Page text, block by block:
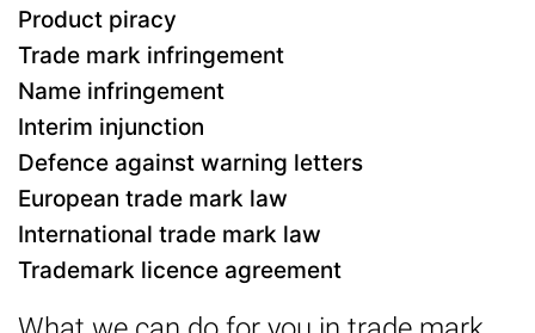
Product piracy
Trade mark infringement
Name infringement
Interim injunction
Defence against warning letters
European trade mark law
International trade mark law
Trademark licence agreement